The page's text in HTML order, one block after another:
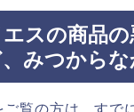
スの商品の
みつから